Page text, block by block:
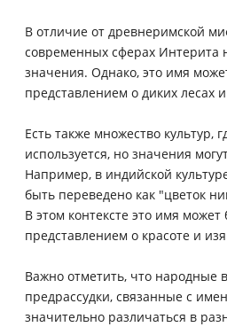
В отличие от древнеримской
современных сферах Интерита
значения. Однако, это имя
представлением о диких лесах
Есть также множество культур,
используется, но значения
Например, в индийской
быть переведено как "цветок
В этом контексте это имя может
представлением о красоте и
Важно отметить, что народные
предрассудки, связанные с
значительно различаться в